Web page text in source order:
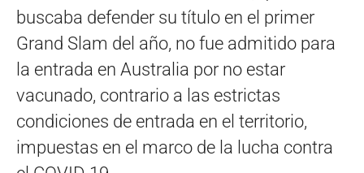
buscaba defender su título en el primer
Grand Slam del año, no fue admitido para
la entrada en Australia por no estar
vacunado, contrario a las estrictas
condiciones de entrada en el territorio,
impuestas en el marco de la lucha contra